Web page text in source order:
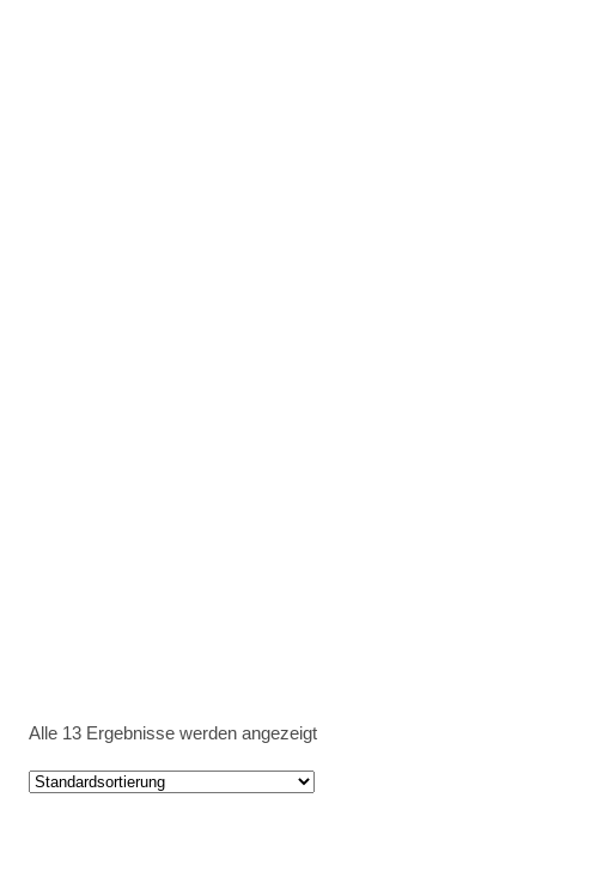
Alle 13 Ergebnisse werden angezeigt